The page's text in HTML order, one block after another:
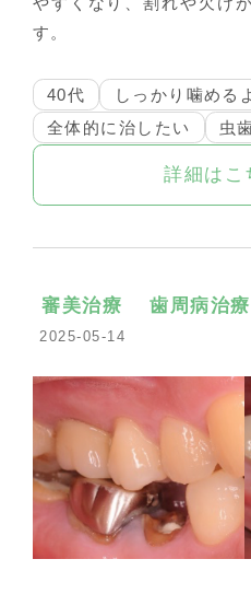
す。
40代
しっかり噛める
全体的に治したい
虫
詳細はこ
審美治療 歯周病治療
2025-05-14